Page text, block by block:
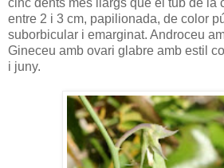
entre 2 i 3 cm, papilionada, de color
suborbicular i emarginat. Androceu
Gineceu amb ovari glabre amb estil
i juny.